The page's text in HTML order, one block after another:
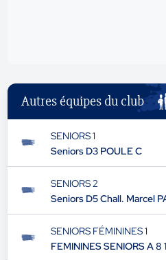
Autres équipes du club
SENIORS 1
Seniors D3 POULE C
SENIORS 2
Seniors D5 Chall. Marcel
SENIORS FÉMININES 1
FEMININES SENIORS A 8